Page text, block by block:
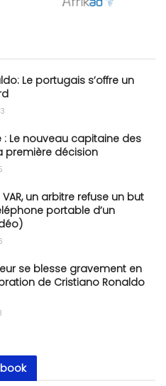
Le portugais s’offre un
: Le nouveau capitaine des
première décision
un arbitre refuse un but
portable d’un
se blesse gravement en
de Cristiano Ronaldo